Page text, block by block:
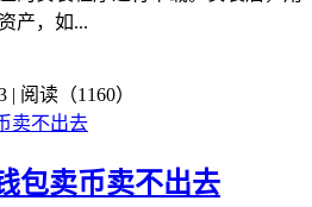
产，如...
| 阅读（1160）
包卖币卖不出去